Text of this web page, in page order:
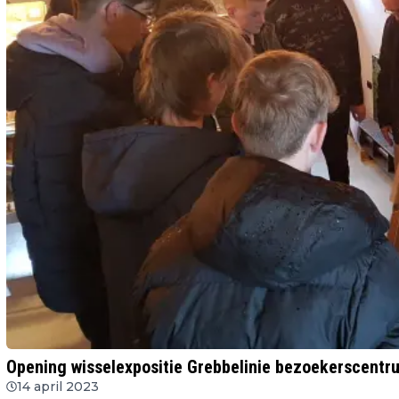
Opening wisselexpositie Grebbelinie
14 april 2023